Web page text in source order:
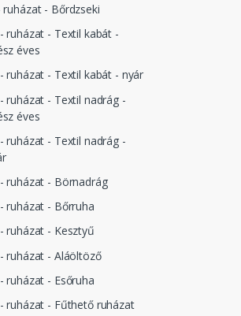
ruházat - Bőrdzseki
ruházat - Textil kabát -
éves
ruházat - Textil kabát - nyár
ruházat - Textil nadrág -
éves
ruházat - Textil nadrág -
ruházat - Börnadrág
ruházat - Bőrruha
ruházat - Kesztyű
ruházat - Aláöltöző
ruházat - Esőruha
ruházat - Fűthető ruházat